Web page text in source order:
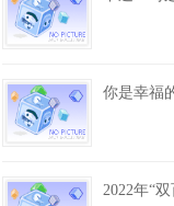
你是幸福
2022年“